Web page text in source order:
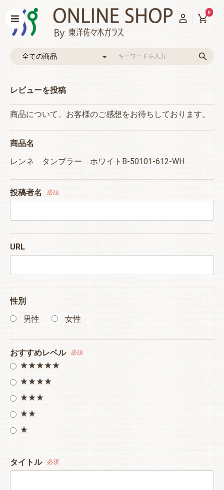
0
レビューを投稿
商品について、お客様のご感想をお待ちしております。
商品名
レンネ タンブラー ホワイトB-50101-612-WH
投稿者名 必須
URL
性別
男性
女性
おすすめレベル 必須
★★★★★
★★★★
★★★
★★
★
タイトル 必須